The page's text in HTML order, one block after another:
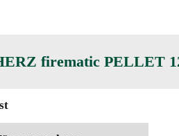
firematic PELLET